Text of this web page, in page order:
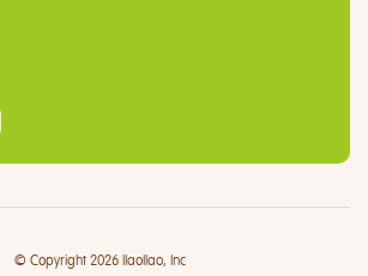
© Copyright 2026 llaollao, Inc